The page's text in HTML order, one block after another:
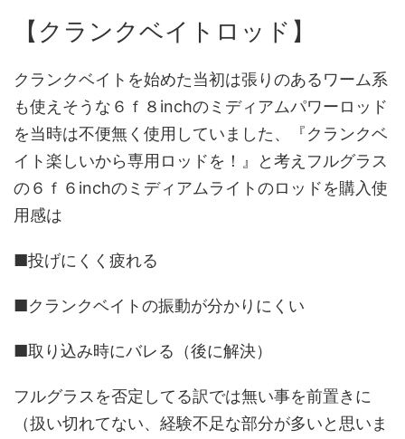
【クランクベイトロッド】
クランクベイトを始めた当初は張りのあるワーム系
も使えそうな６ｆ８inchのミディアムパワーロッド
を当時は不便無く使用していました、『クランクベ
イト楽しいから専用ロッドを！』と考えフルグラス
の６ｆ６inchのミディアムライトのロッドを購入使
用感は
■投げにくく疲れる
■クランクベイトの振動が分かりにくい
■取り込み時にバレる（後に解決）
フルグラスを否定してる訳では無い事を前置きに
（扱い切れてない、経験不足な部分が多いと思いま